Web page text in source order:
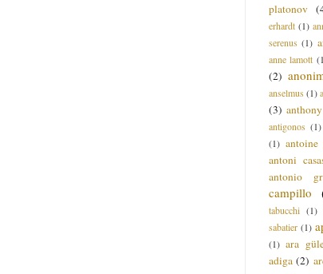
platonov
erhardt (1)
serenus (1)
anne lamott
(2)
anselmus (1)
(3)
antigonos (1)
(1) antoine
antoni
antonio
campillo
tabucchi (1)
sabatier (1)
(1) ara
adiga (2)